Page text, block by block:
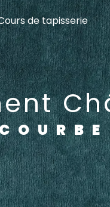
de tapisserie